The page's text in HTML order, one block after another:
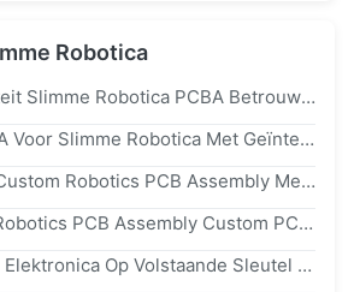
Robotica
Industriële Kwaliteit Slimme Robotica PCBA Betrouwbaar Stroombeheer En Snelle Gegevensverwerking PCBA
Aanpasbare PCBA Voor Slimme Robotica Met Geïntegreerde Sensorinterface Voor IoT-Connectiviteit
Snel Omdraaien Custom Robotics PCB Assembly Met Full-Turnkey PCBA-Oplossing
Hoge-Precision Robotics PCB Assembly Custom PCBA-Oplossingen Met Snelle Prototyping En Massaproductie
Producenten Van Elektronica Op Volstaande Sleutel In China